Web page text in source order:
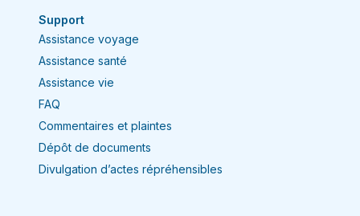
Essayez un autre navigateur ou
appareil.
peut aussi régler le problème.
(cookies).
Puis reconnectez-vous.
Vérifiez l’adresse courriel utilisée lors
de l’achat. Votre contrat est associé à
Support
Assistance voyage
Assistance santé
Assistance vie
FAQ
Commentaires et plaintes
Dépôt de documents
Divulgation d’actes répréhensibles